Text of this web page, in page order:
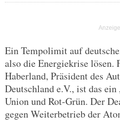
Ein Tempolimit auf
also die Energiekrise lösen.
Haberland, Präsident des
Deutschland e.V., ist das
Union und Rot-Grün. Der
gegen Weiterbetrieb der